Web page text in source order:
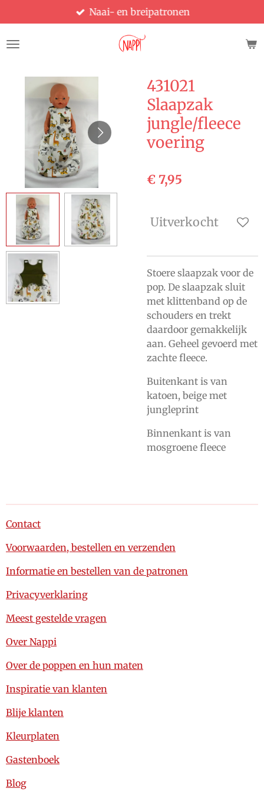
direct
naar
Naai- en breipatronen
431021
Slaapzak
jungle/fleece
voering
€ 7,95
Uitverkocht
Stoere slaapzak voor de
pop. De slaapzak sluit
met klittenband op de
schouders en trekt
daardoor gemakkelijk
aan. Geheel gevoerd met
zachte fleece.
Buitenkant is van
katoen, beige met
jungleprint
Binnenkant is van
mosgroene fleece
Contact
Voorwaarden, bestellen en verzenden
Informatie en bestellen van de patronen
Privacyverklaring
Meest gestelde vragen
Over Nappi
Over de poppen en hun maten
Inspiratie van klanten
Blije klanten
Kleurplaten
Gastenboek
Blog